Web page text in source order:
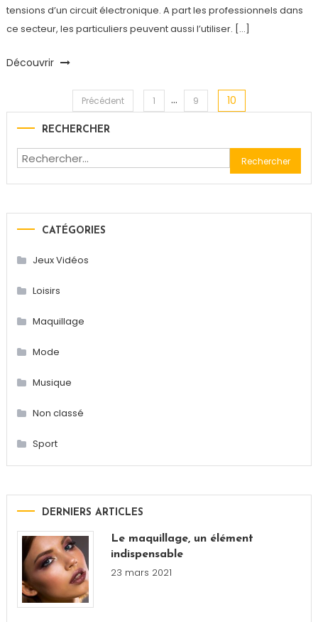
tensions d’un circuit électronique. A part les professionnels dans
ce secteur, les particuliers peuvent aussi l’utiliser. […]
Découvrir
Navigation
articles
Précédent 1 … 9 10
RECHERCHER
Rechercher :
CATÉGORIES
Jeux Vidéos
Loisirs
Maquillage
Mode
Musique
Non classé
Sport
DERNIERS ARTICLES
Le maquillage, un élément
indispensable
23 mars 2021